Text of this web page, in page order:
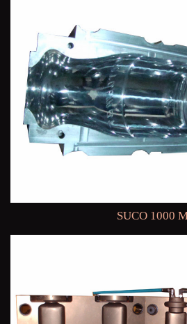
SUCO 1000